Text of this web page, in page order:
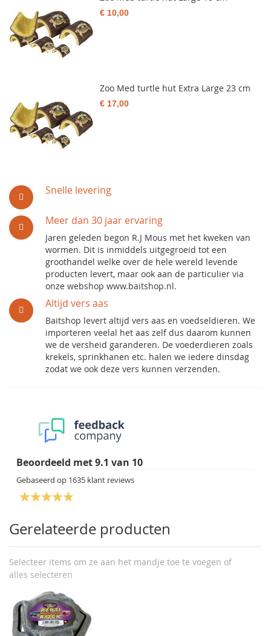
Snelle levering
Meer dan 30 jaar ervaring
Jaren geleden begon R.J Mous met het kweken van
wormen. Dit is inmiddels uitgegroeid tot een
groothandel welke over de hele wereld levende
producten levert, maar ook aan de particulier via
onze webshop www.baitshop.nl.
Altijd vers aas
Baitshop levert altijd vers aas en voedseldieren. We
importeren veelal het aas zelf dus daarom kunnen
we de versheid garanderen. De voederdieren zoals
krekels, sprinkhanen etc. halen we iedere dinsdag
zodat we ook deze vers kunnen verzenden.
Beoordeeld met9.1 van 10
Gebaseerd op 1635 klant reviews
Gerelateerde producten
Selecteer items om ze aan het mandje toe te voegen of
alles selecteren
€ 10,00
Zoo Med turtle hut Extra Large 23 cm
€ 17,00